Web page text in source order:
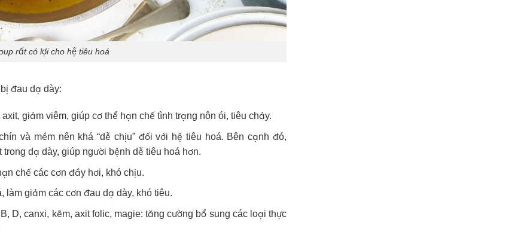
rất có lợi cho hệ tiêu hoá
đau dạ dày:
giảm viêm, giúp cơ thể hạn chế tình trạng nôn ói, tiêu chảy.
và mềm nên khá “dễ chịu” đối với hệ tiêu hoá. Bên cạnh đó,
dạ dày, giúp người bệnh dễ tiêu hoá hơn.
chế các cơn đầy hơi, khó chịu.
làm giảm các cơn đau dạ dày, khó tiêu.
D, canxi, kẽm, axit folic, magie: tăng cường bổ sung các loại thực